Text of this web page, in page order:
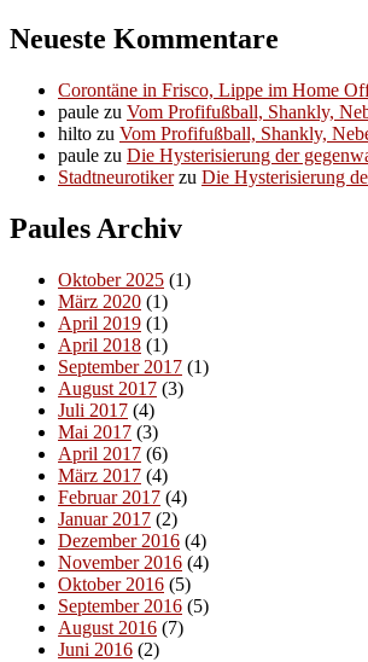
Neueste Kommentare
Corontäne in Frisco, Lippe im Home
paule zu Vom Profifußball, Shankly,
hilto zu Vom Profifußball, Shankly,
paule zu Die Hysterisierung der
Stadtneurotikerzu Die Hysterisierung
Paules Archiv
Oktober 2025 (1)
März 2020 (1)
April 2019 (1)
April 2018 (1)
September 2017 (1)
August 2017 (3)
Juli 2017 (4)
Mai 2017 (3)
April 2017 (6)
März 2017 (4)
Februar 2017 (4)
Januar 2017 (2)
Dezember 2016 (4)
November 2016 (4)
Oktober 2016 (5)
September 2016 (5)
August 2016 (7)
Juni 2016 (2)